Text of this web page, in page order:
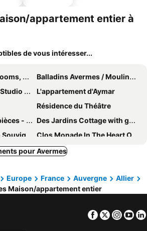
appartement entier à
de vous intéresser...
Balladins Avermes / Moulins Nord
Persons
L'appartement d'Aymar
Résidence du Théâtre
privatif
Des Jardins Cottage with garden for 4 people
pets allowed
Clos Monade In The Heart Of Bourbonnais
Jacuzzi
Homerez Last Minute Deal - Nice House With Garden And Terrace
Bredins Tiny House La Chevêchette
pets allowed
Domaine du bois Chaumet
Prox Commerces.
Beautiful Villa With Heated Swimming Pool And Fenced Garden
pour Avermes
Europe France Auvergne
Allier
Maison/appartement entier
Facebook
Twitter